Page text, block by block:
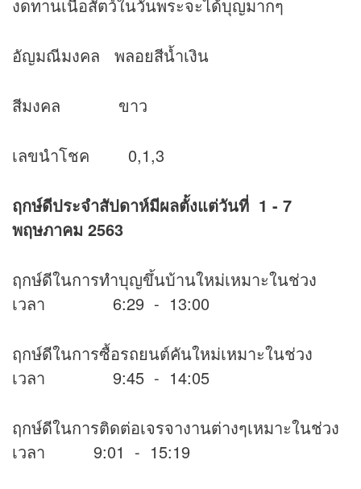
งดทานเนื้อสัตว์ในวันพระจะได้บุญมากๆ
อัญมณีมงคล พลอยสีน้ำเงิน
สีมงคล ขาว
เลขนำโชค 0,1,3
ฤกษ์ดีประจำสัปดาห์มีผลตั้งแต่วันที่ 1 - 7
พฤษภาคม 2563
ฤกษ์ดีในการทำบุญขึ้นบ้านใหม่เหมาะในช่วง
เวลา 6:29 - 13:00
ฤกษ์ดีในการซื้อรถยนต์คันใหม่เหมาะในช่วง
เวลา 9:45 - 14:05
ฤกษ์ดีในการติดต่อเจรจางานต่างๆเหมาะในช่วง
เวลา 9:01 - 15:19